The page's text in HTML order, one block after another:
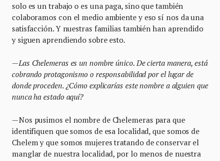
solo es un trabajo o es una paga, sino que también
colaboramos con el medio ambiente y eso sí nos da una
satisfacción. Y nuestras familias también han aprendido
y siguen aprendiendo sobre esto.
—Las Chelemeras es un nombre único. De cierta manera, está
cobrando protagonismo o responsabilidad por el lugar de
donde proceden. ¿Cómo explicarías este nombre a alguien que
nunca ha estado aquí?
—Nos pusimos el nombre de Chelemeras para que
identifiquen que somos de esa localidad, que somos de
Chelem y que somos mujeres tratando de conservar el
manglar de nuestra localidad, por lo menos de nuestra